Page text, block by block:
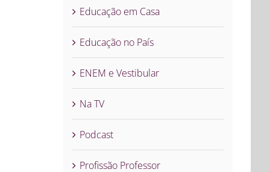
Educação em Casa
Educação no País
ENEM e Vestibular
Na TV
Podcast
Profissão Professor